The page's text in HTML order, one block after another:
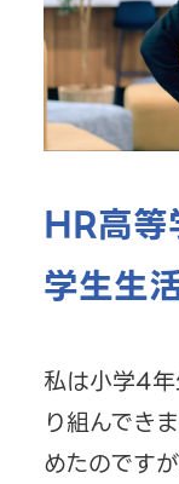
HR高
学生生
私は小学4
り組んでき
めたのです